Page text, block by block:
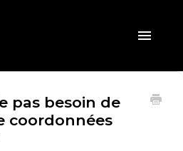
Toggle
pas besoin de
coordonnées